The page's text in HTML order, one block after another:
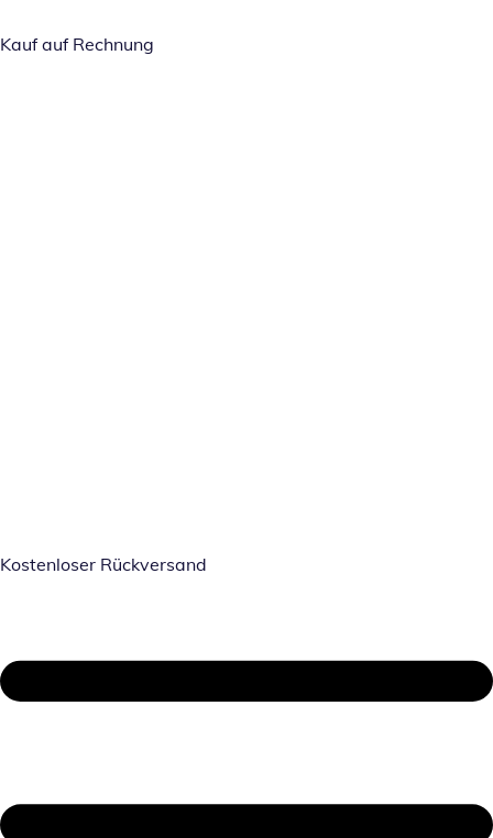
Kauf auf Rechnung
Kostenloser Rückversand